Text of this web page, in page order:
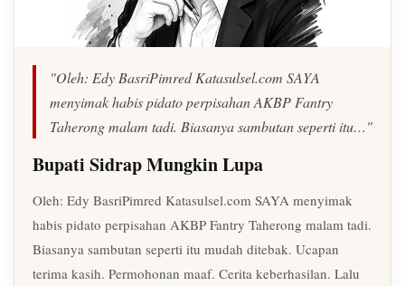
"Oleh: Edy BasriPimred Katasulsel.com SAYA
menyimak habis pidato perpisahan AKBP Fantry
Taherong malam tadi. Biasanya sambutan seperti itu…"
Bupati Sidrap Mungkin Lupa
Oleh: Edy BasriPimred Katasulsel.com SAYA menyimak
habis pidato perpisahan AKBP Fantry Taherong malam tadi.
Biasanya sambutan seperti itu mudah ditebak. Ucapan
terima kasih. Permohonan maaf. Cerita keberhasilan. Lalu